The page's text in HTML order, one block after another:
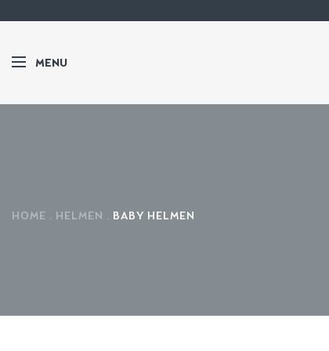
MENU
HOME HELMEN BABY HELMEN